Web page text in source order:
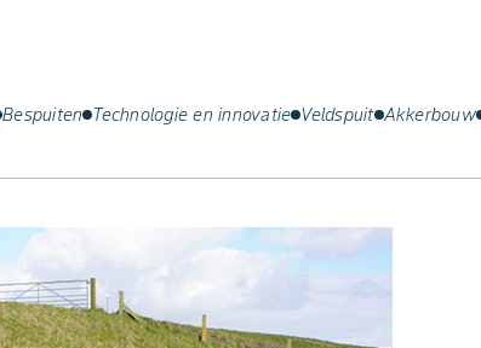
Bespuiten Technologie en innovatie Veldspuit Akkerbouw